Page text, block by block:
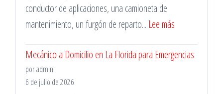
conductor de aplicaciones, una camioneta de
mantenimiento, un furgón de reparto... Lee más
Mecánico
Mecánico a Domicilio en La Florida para Emergencias
por admin
6 de julio de 2026